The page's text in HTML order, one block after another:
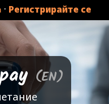
· Регистрирайте се
(EN)